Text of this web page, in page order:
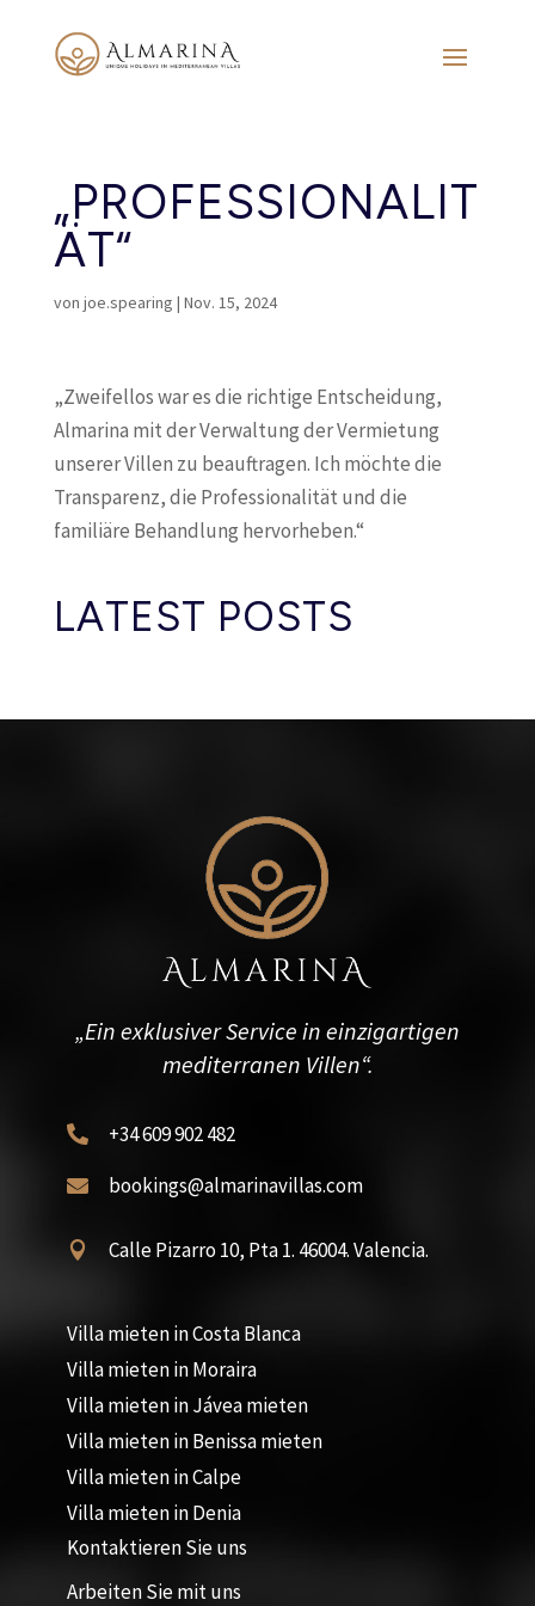
„PROFESSIONALIT
ÄT“
von joe.spearing | Nov. 15, 2024
„Zweifellos war es die richtige Entscheidung,
Almarina mit der Verwaltung der Vermietung
unserer Villen zu beauftragen. Ich möchte die
Transparenz, die Professionalität und die
familiäre Behandlung hervorheben.“
LATEST POSTS
„Ein exklusiver Service in einzigartigen
mediterranen Villen“.
 +34 609 902 482
 bookings@almarinavillas.com
 Calle Pizarro 10, Pta 1. 46004. Valencia.
Villa mieten in Costa Blanca
Villa mieten in Moraira
Villa mieten in Jávea mieten
Villa mieten in Benissa mieten
Villa mieten in Calpe
Villa mieten in Denia
Kontaktieren Sie uns
Arbeiten Sie mit uns